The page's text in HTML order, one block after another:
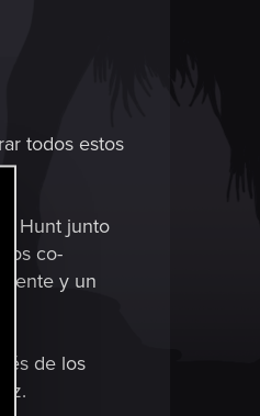
todos estos
Hunt junto
los co-
y un
de los